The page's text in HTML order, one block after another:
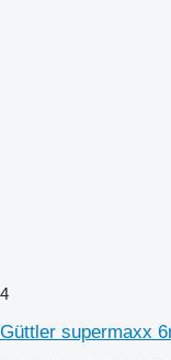
4
Güttler supermaxx